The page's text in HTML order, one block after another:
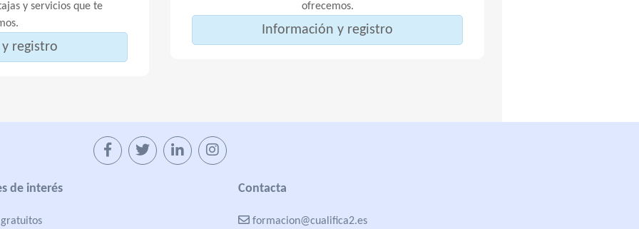
y servicios que te
registro
ofrecemos.
Información y registro
de interés
gratuitos
Contacta
formacion@cualifica2.es